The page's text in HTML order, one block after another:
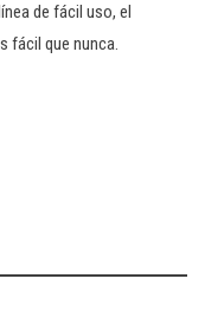
de fácil uso, el
fácil que nunca.